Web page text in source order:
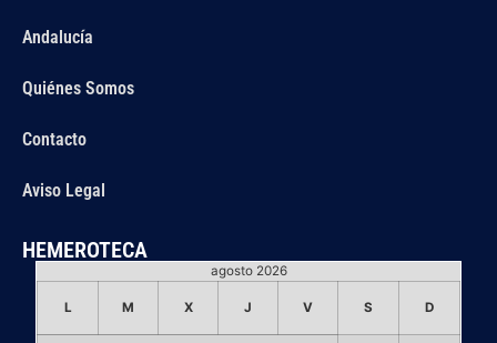
Andalucía
Quiénes Somos
Contacto
Aviso Legal
HEMEROTECA
agosto 2026
L M X J V S D